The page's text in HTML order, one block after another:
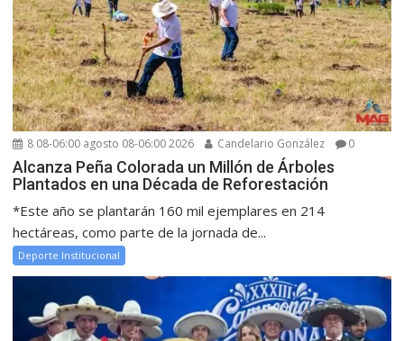
8 08-06:00 agosto 08-06:00 2026 Candelario González 0
Alcanza Peña Colorada un Millón de Árboles
Plantados en una Década de Reforestación
*Este año se plantarán 160 mil ejemplares en 214
hectáreas, como parte de la jornada de...
Deporte Institucional